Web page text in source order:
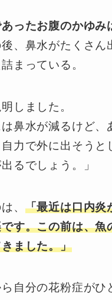
ったお腹のかゆみ
、鼻水がたくさん
まっている。
しました。
は鼻水が減るけど、
力で外に出そうと
るでしょう。」
、 「最近は口内炎
す。この前は、魚
ました。」
自分の花粉症がひ